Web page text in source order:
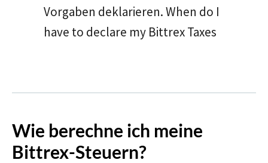
Vorgaben deklarieren. When do I
have to declare my Bittrex Taxes
Wie berechne ich meine
Bittrex-Steuern?